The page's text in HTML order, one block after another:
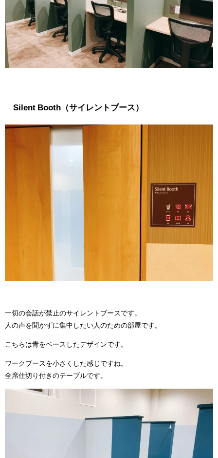
Silent Booth（サイレントブース）
一切の会話が禁止のサイレントブースです。
人の声を聞かずに集中したい人のための部屋です。
こちらは青をベースしたデザインです。
ワークブースを小さくした感じですね。
全席仕切り付きのテーブルです。